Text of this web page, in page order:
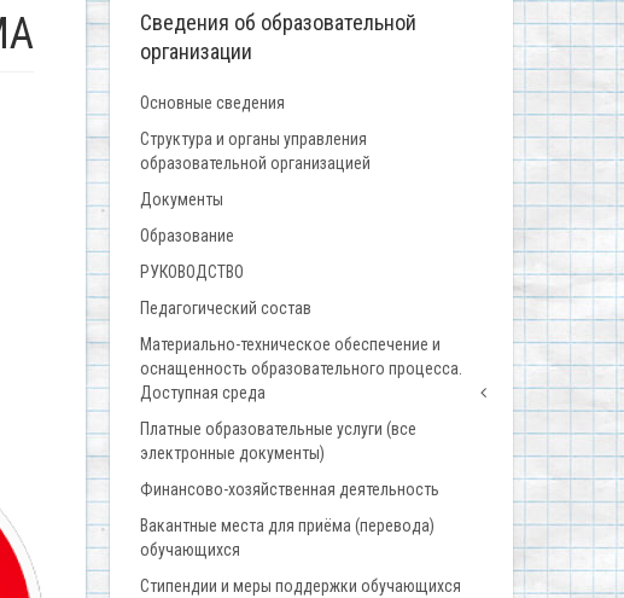
Сведения об образовательной
организации
Основные сведения
Структура и органы управления
образовательной организацией
Документы
Образование
РУКОВОДСТВО
Педагогический состав
Материально-техническое обеспечение и
оснащенность образовательного процесса.
Доступная среда
Платные образовательные услуги (все
электронные документы)
Финансово-хозяйственная деятельность
Вакантные места для приёма (перевода)
обучающихся
Стипендии и меры поддержки обучающихся